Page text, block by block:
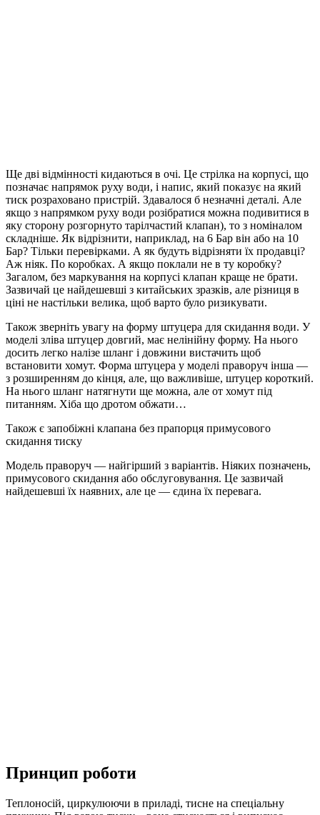
Ще дві відмінності кидаються в очі. Це стрілка на корпусі, що
позначає напрямок руху води, і напис, який показує на який
тиск розраховано пристрій. Здавалося б незначні деталі. Але
якщо з напрямком руху води розібратися можна подивитися в
яку сторону розгорнуто тарілчастий клапан), то з номіналом
складніше. Як відрізнити, наприклад, на 6 Бар він або на 10
Бар? Тільки перевірками. А як будуть відрізняти їх продавці?
Аж ніяк. По коробках. А якщо поклали не в ту коробку?
Загалом, без маркування на корпусі клапан краще не брати.
Зазвичай це найдешевші з китайських зразків, але різниця в
ціні не настільки велика, щоб варто було ризикувати.
Також зверніть увагу на форму штуцера для скидання води. У
моделі зліва штуцер довгий, має нелінійну форму. На нього
досить легко налізе шланг і довжини вистачить щоб
встановити хомут. Форма штуцера у моделі праворуч інша —
з розширенням до кінця, але, що важливіше, штуцер короткий.
На нього шланг натягнути ще можна, але от хомут під
питанням. Хіба що дротом обжати…
Також є запобіжні клапана без прапорця примусового
скидання тиску
Модель праворуч — найгірший з варіантів. Ніяких позначень,
примусового скидання або обслуговування. Це зазвичай
найдешевші їх наявних, але це — єдина їх перевага.
Принцип роботи
Теплоносій, циркулюючи в приладі, тисне на спеціальну